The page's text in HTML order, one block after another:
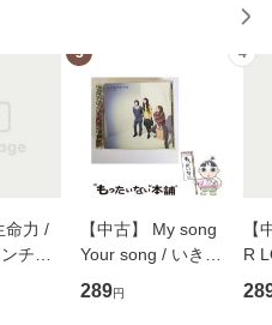
命力 /
チー /
ード
便送
3
【中古】 My song
Your song / いきも
のがかり / [CD]
【メール便送料無
289円
4
【
R
産